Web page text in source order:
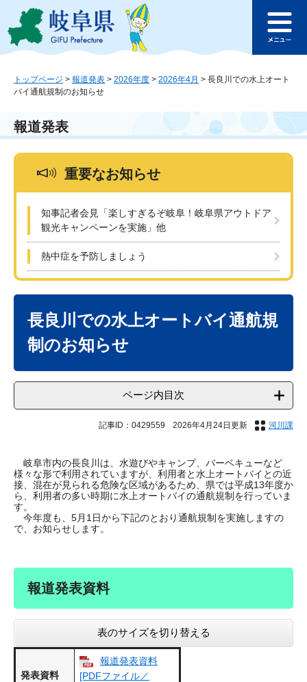
ジ
ュ
本
このページの本文へ
ュ
トップページ > 報道発表 > 2026年度 > 2026年4月 > 長良川での水上オート
バイ通航規制のお知らせ
報道発表
重要なお知らせ
知事記者会見「楽しすぎるぞ岐阜！岐阜県アウトドア
観光キャンペーンを実施」他
熱中症を予防しましょう
長良川での水上オートバイ通航規
制のお知らせ
ページ内目次
記事ID：0429559 2026年4月24日更新 河川課
岐阜市内の長良川は、水遊びやキャンプ、バーベキューなど
様々な形で利用されていますが、利用者と水上オートバイとの近
接、混在が見られる危険な区域があるため、県では平成13年度か
ら、利用者の多い時期に水上オートバイの通航規制を行っていま
す。
今年度も、5月1日から下記のとおり通航規制を実施しますの
で、お知らせします。
報道発表資料
表のサイズを切り替える
発表資料
報道発表資料
[PDFファイル／